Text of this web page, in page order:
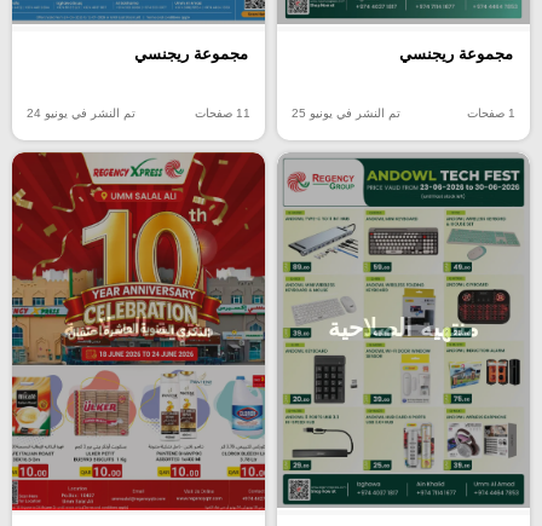
مجموعة ريجنسي
1 صفحات تم النشر في يونيو 25
مجموعة ريجنسي
11 صفحات تم النشر في يونيو 24
منتهية الصلاحية منتهية الصلاحية